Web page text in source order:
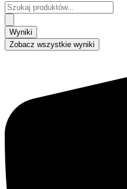
Search
...
Wyniki
Zobacz wszystkie wyniki